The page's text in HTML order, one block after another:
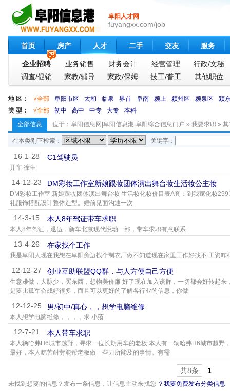
阜阳人才网
fuyangxx.com/job
首页 房产 人才 二手 交友 服务
企业招聘 业务销售 财务会计 经营管理
行政/文秘
调查/促销
家教/辅导 家政/保姆 技工/普工 其他职位
地 区： √全部 阜阳市区 太和 临泉 界首 阜南 颍上 颍州区 颍泉区
颍
类 型：
√全部 初中 高中 中专 大专
本科
全部信息
位于： 阜阳信息网|阜阳信息港|阜阳综合信息门户 » 我要求职 »
在本类别下检索： 关键字：
16-1-28 C1驾驶员
开车 徐生
14-12-23 DM彩妆工作室新娘跟妆团体演出舞台妆生活妆公主妆
DM彩妆工作室 新娘跟妆团体演出舞台妆 生活妆化妆价目表A套：到我家化妆
礼服饰搭配设计整体造型。婚前见面沟通一次
14-3-15 本人8年驾证带车求职
本人8年驾证，退伍，新车北京现代悦动一部，带车求职有意联系
13-4-26 在家找个工作
我是阜阳人现在我想在阜阳旁边找个制衣厂做不知道现在家里工作好找不.工资
12-12-27 创业互助联盟QQ群，与人方便自己方便
生意难做，人脉少，买东西，想物美价廉 好了现在加入该群，一切都会好转起
是要比孤军奋战好很多，而且可以更好的了解各行业的信息，你做
12-12-25 男/初中/真心，，想学电脑维修
本人想学电脑维修，，，，求 小蒗
12-7-21 本人带车求职
本人辆哈弗H6城市越野，寻求一位长期用车的老板 本人有一辆哈弗H6城市越野
最好，本人吃苦耐劳能帮老板做一些力所能及的事情。有需
共8条 1
未找到想要的信息？发布一条信息，让信息主动来找您 ？我要免费发布分类信息